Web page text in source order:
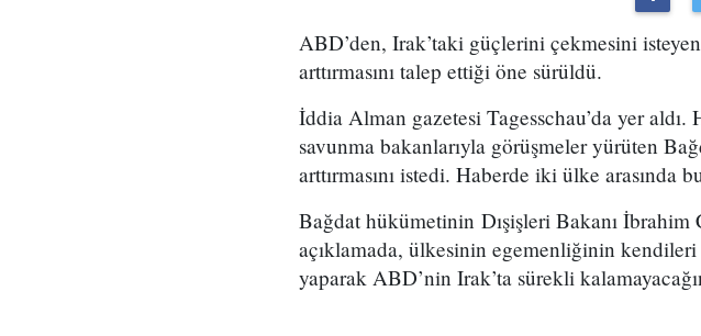
ABD’den, Irak’taki güçlerini çekmesini
arttırmasını talep ettiği öne sürüldü.
İddia Alman gazetesi Tagesschau’da yer
savunma bakanlarıyla görüşmeler yürüten
arttırmasını istedi. Haberde iki ülke arasında
Bağdat hükümetinin Dışişleri Bakanı İbrahim
açıklamada, ülkesinin egemenliğinin
yaparak ABD’nin Irak’ta sürekli